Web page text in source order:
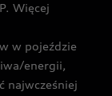
Więcej
w pojeździe
energii,
najwcześniej